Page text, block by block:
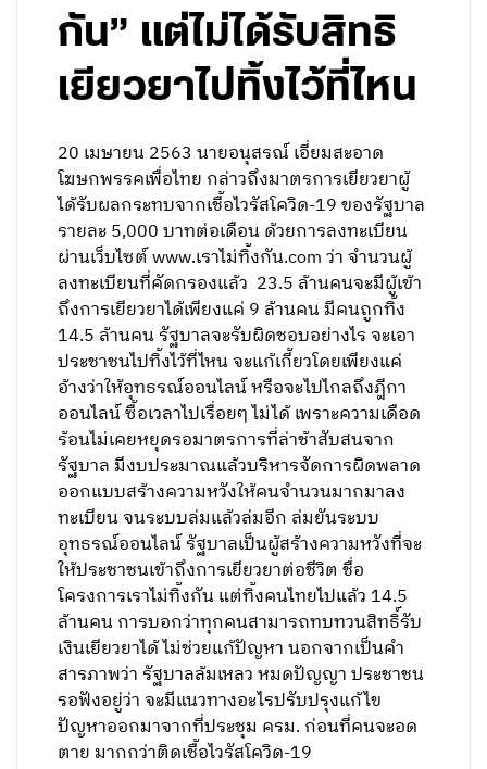
กัน” แต่ไม่ได้รับสิทธิ
เยียวยาไปทิ้งไว้ที่ไหน
20 เมษายน 2563 นายอนุสรณ์ เอี่ยมสะอาด
โฆษกพรรคเพื่อไทย กล่าวถึงมาตรการเยียวยาผู้
ได้รับผลกระทบจากเชื้อไวรัสโควิด-19 ของรัฐบาล
รายละ 5,000 บาทต่อเดือน ด้วยการลงทะเบียน
ผ่านเว็บไซต์ www.เราไม่ทิ้งกัน.com ว่า จำนวนผู้
ลงทะเบียนที่คัดกรองแล้ว 23.5 ล้านคนจะมีผู้เข้า
ถึงการเยียวยาได้เพียงแค่ 9 ล้านคน มีคนถูกทิ้ง
14.5 ล้านคน รัฐบาลจะรับผิดชอบอย่างไร จะเอา
ประชาชนไปทิ้งไว้ที่ไหน จะแก้เกี้ยวโดยเพียงแค่
อ้างว่าให้อุทธรณ์ออนไลน์ หรือจะไปไกลถึงฎีกา
ออนไลน์ ซื้อเวลาไปเรื่อยๆ ไม่ได้ เพราะความเดือด
ร้อนไม่เคยหยุดรอมาตรการที่ล่าช้าสับสนจาก
รัฐบาล มีงบประมาณแล้วบริหารจัดการผิดพลาด
ออกแบบสร้างความหวังให้คนจำนวนมากมาลง
ทะเบียน จนระบบล่มแล้วล่มอีก ล่มยันระบบ
อุทธรณ์ออนไลน์ รัฐบาลเป็นผู้สร้างความหวังที่จะ
ให้ประชาชนเข้าถึงการเยียวยาต่อชีวิต ชื่อ
โครงการเราไม่ทิ้งกัน แต่ทิ้งคนไทยไปแล้ว 14.5
ล้านคน การบอกว่าทุกคนสามารถทบทวนสิทธิ์รับ
เงินเยียวยาได้ ไม่ช่วยแก้ปัญหา นอกจากเป็นคำ
สารภาพว่า รัฐบาลล้มเหลว หมดปัญญา ประชาชน
รอฟังอยู่ว่า จะมีแนวทางอะไรปรับปรุงแก้ไข
ปัญหาออกมาจากที่ประชุม ครม. ก่อนที่คนจะอด
ตาย มากกว่าติดเชื้อไวรัสโควิด-19